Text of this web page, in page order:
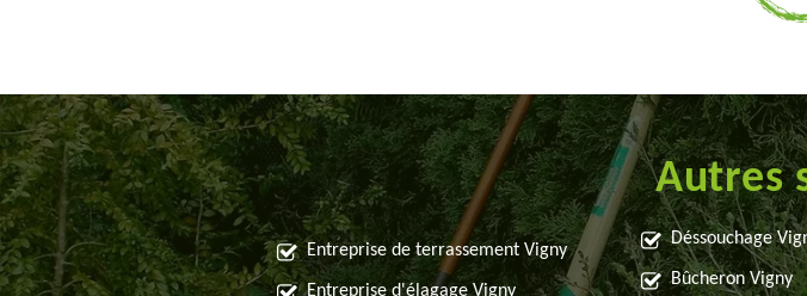
Autres
Entreprise de terrassement Vigny
Entreprise d'élagage Vigny
Déssouchage
Bûcheron Vigny